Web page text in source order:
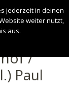
/
Paul
jederzeit in deinen
weiter nutzt,
aus.